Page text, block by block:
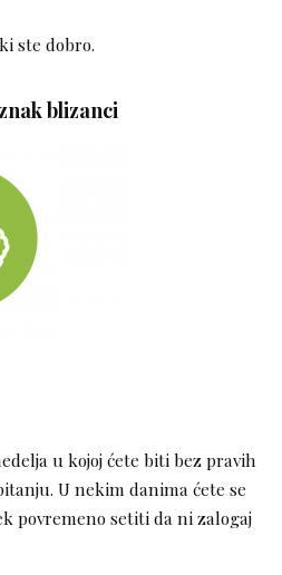
ste dobro.
blizanci
u kojoj ćete biti bez pravih
U nekim danima ćete se
povremeno setiti da ni zalogaj